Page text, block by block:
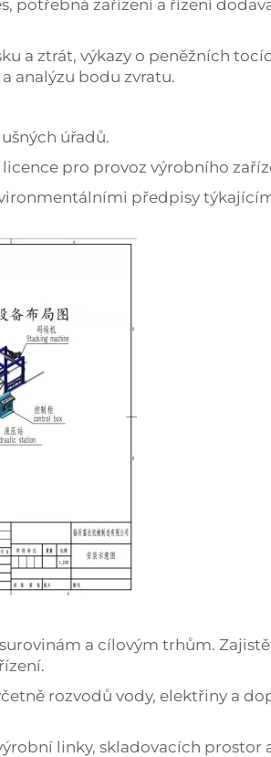
potřebná zařízení a řízení
a ztrát, výkazy o peněžních
analýzu bodu zvratu.
úřadů.
pro provoz výrobního
předpisy
a cílovým trhům.
rozvodů vody, elektřiny a
linky, skladovacích prostor